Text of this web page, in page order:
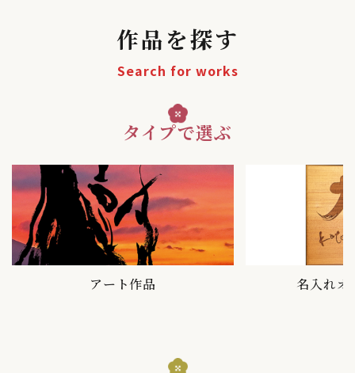
作品を探す
Search for works
タイプで選ぶ
アート作品 名入れオ